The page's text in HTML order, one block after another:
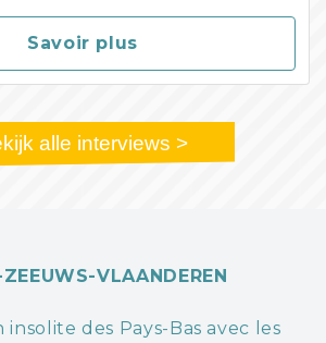
Savoir plus
alle interviews >
VLAANDEREN
des Pays-Bas avec les